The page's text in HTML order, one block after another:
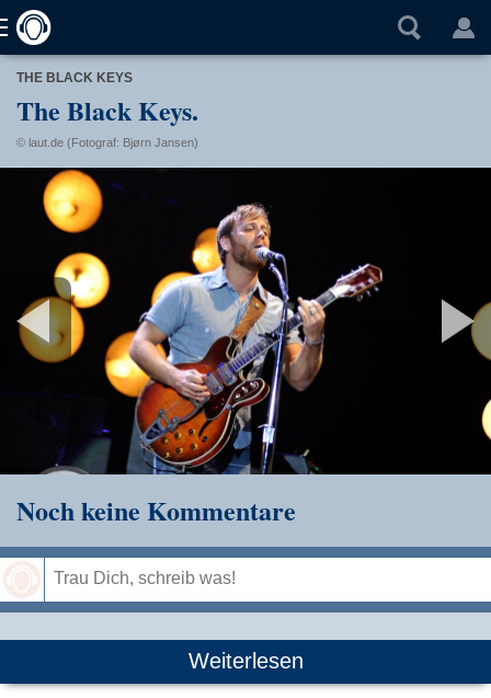
THE BLACK KEYS
The Black Keys.
© laut.de (Fotograf: Bjørn Jansen)
Noch keine Kommentare
Weiterlesen